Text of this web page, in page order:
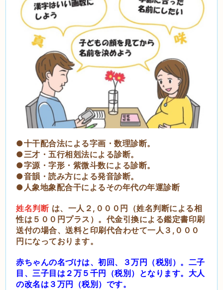
●十干配合法による字画・数理診断。
●三才・五行相剋法による診断。
●字源・字形・紫微斗数による診断。
●音韻・読み方による発音診断。
●人象地象配合干によるその年代の年運診断
姓名判断 は、一人２,０００円（姓名判断による相
性は５００円プラス）。代金引換による鑑定書印刷
送付の場合、送料と印刷代合わせて一人３,０００
円になっております。
赤ちゃんの名づけは、初回、３万円（税別）。二子
目、三子目は２万５千円（税別）となります。大人
の改名は３万円（税別）です。